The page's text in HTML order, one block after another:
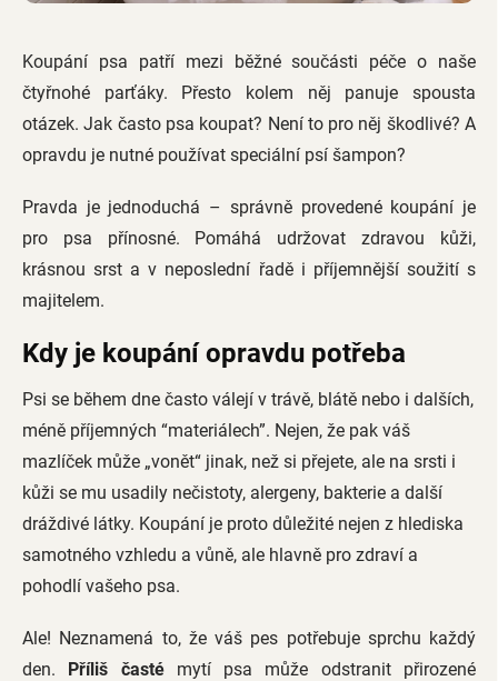
Koupání psa patří mezi běžné součásti péče o naše
čtyřnohé parťáky. Přesto kolem něj panuje spousta
otázek. Jak často psa koupat? Není to pro něj škodlivé? A
opravdu je nutné používat speciální psí šampon?
Pravda je jednoduchá – správně provedené koupání je
pro psa přínosné. Pomáhá udržovat zdravou kůži,
krásnou srst a v neposlední řadě i příjemnější soužití s
majitelem.
Kdy je koupání opravdu potřeba
Psi se během dne často válejí v trávě, blátě nebo i dalších,
méně příjemných “materiálech”. Nejen, že pak váš
mazlíček může „vonět“ jinak, než si přejete, ale na srsti i
kůži se mu usadily nečistoty, alergeny, bakterie a další
dráždivé látky. Koupání je proto důležité nejen z hlediska
samotného vzhledu a vůně, ale hlavně pro zdraví a
pohodlí vašeho psa.
Ale! Neznamená to, že váš pes potřebuje sprchu každý
den. Příliš častémytí psa může odstranit přirozené